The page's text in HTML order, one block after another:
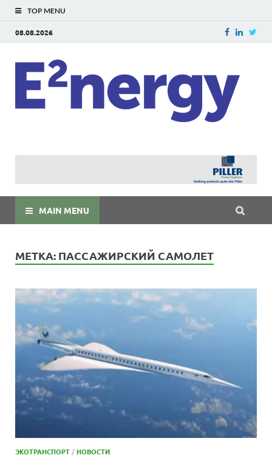
TOP MENU
08.08.2026
MAIN MENU
МЕТКА: ПАССАЖИРСКИЙ САМОЛЕТ
ЭКОТРАНСПОРТ /НОВОСТИ